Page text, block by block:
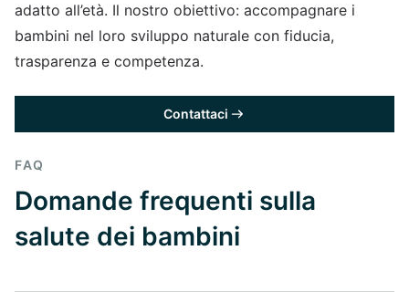
adatto all’età. Il nostro obiettivo: accompagnare i
bambini nel loro sviluppo naturale con fiducia,
trasparenza e competenza.
Contattaci
FAQ
Domande frequenti sulla
salute dei bambini